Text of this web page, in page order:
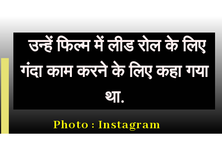
उन्हें फिल्म में लीड रोल के लिए
गंदा काम करने के लिए कहा गया
था.
Photo : Instagram